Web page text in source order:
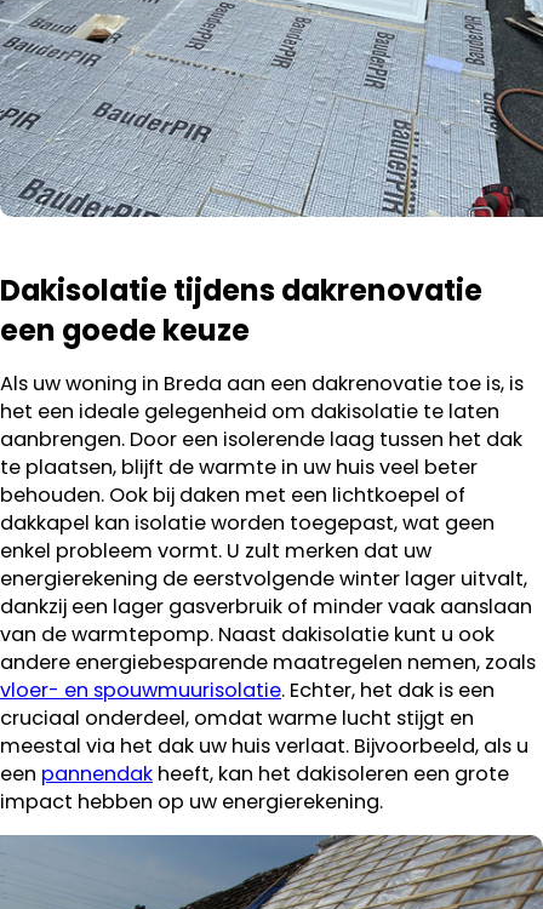
Dakisolatie tijdens dakrenovatie
een goede keuze
Als uw woning in Breda aan een dakrenovatie toe is, is
het een ideale gelegenheid om dakisolatie te laten
aanbrengen. Door een isolerende laag tussen het dak
te plaatsen, blijft de warmte in uw huis veel beter
behouden. Ook bij daken met een lichtkoepel of
dakkapel kan isolatie worden toegepast, wat geen
enkel probleem vormt. U zult merken dat uw
energierekening de eerstvolgende winter lager uitvalt,
dankzij een lager gasverbruik of minder vaak aanslaan
van de warmtepomp. Naast dakisolatie kunt u ook
andere energiebesparende maatregelen nemen, zoals
vloer- en spouwmuurisolatie. Echter, het dak is een
cruciaal onderdeel, omdat warme lucht stijgt en
meestal via het dak uw huis verlaat. Bijvoorbeeld, als u
een pannendak heeft, kan het dakisoleren een grote
impact hebben op uw energierekening.